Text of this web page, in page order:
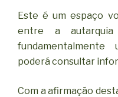
Este é um espaço
entre a
poderá consultar
Com a afirmação